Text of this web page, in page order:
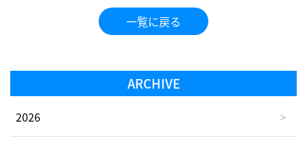
一覧に戻る
ARCHIVE
2026